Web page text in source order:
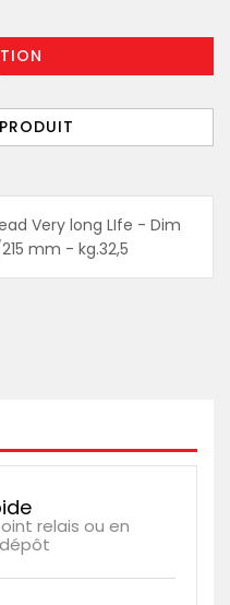
Very long LIfe - Dim
215 mm - kg.32,5
relais ou en